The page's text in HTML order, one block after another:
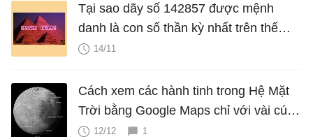
Tại sao dãy số 142857 được mệnh
danh là con số thần kỳ nhất trên thế
giới?
14/11
Cách xem các hành tinh trong Hệ Mặt
Trời bằng Google Maps chỉ với vài cú
nhấp chuột
12/12 1